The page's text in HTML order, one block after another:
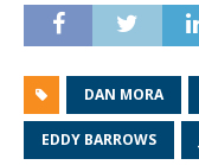
DAN MORA
EDDY BARROWS